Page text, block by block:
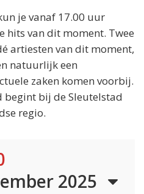
je vanaf 17.00 uur
hits van dit moment. Twee
artiesten van dit moment,
natuurlijk een
zaken komen voorbij.
begint bij de Sleutelstad
regio.
2025